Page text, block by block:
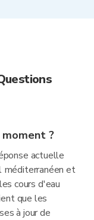
?
actuelle
méditerranéen et
cours d'eau
que les
à jour de